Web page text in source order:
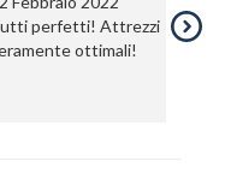
perfetti! Attrezzi
ottimali!